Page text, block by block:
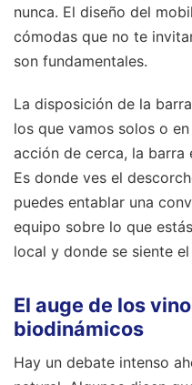
nunca. El diseño del
cómodas que no te
son fundamentales.
La disposición de la
los que vamos solos o
acción de cerca, la barra
Es donde ves el
puedes entablar una
equipo sobre lo que
local y donde se siente
El auge de los
biodinámicos
Hay un debate intenso